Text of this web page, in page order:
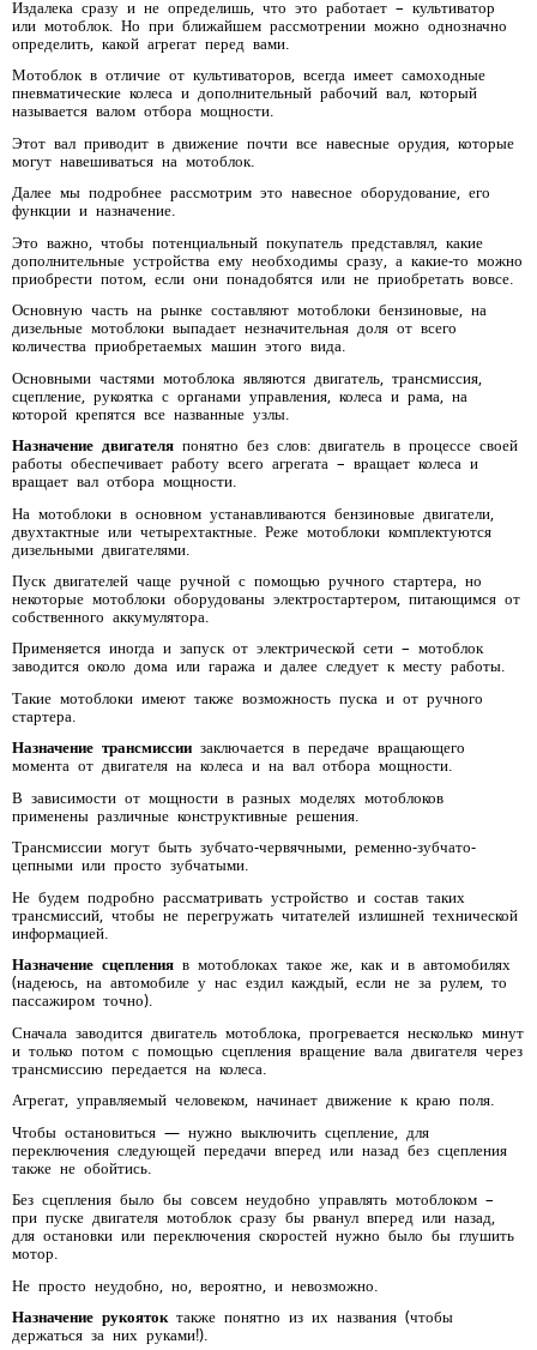
Издалека сразу и не определишь, что это работает – культиватор
или мотоблок. Но при ближайшем рассмотрении можно однозначно
определить, какой агрегат перед вами.
Мотоблок в отличие от культиваторов, всегда имеет самоходные
пневматические колеса и дополнительный рабочий вал, который
называется валом отбора мощности.
Этот вал приводит в движение почти все навесные орудия, которые
могут навешиваться на мотоблок.
Далее мы подробнее рассмотрим это навесное оборудование, его
функции и назначение.
Это важно, чтобы потенциальный покупатель представлял, какие
дополнительные устройства ему необходимы сразу, а какие-то можно
приобрести потом, если они понадобятся или не приобретать вовсе.
Основную часть на рынке составляют мотоблоки бензиновые, на
дизельные мотоблоки выпадает незначительная доля от всего
количества приобретаемых машин этого вида.
Основными частями мотоблока являются двигатель, трансмиссия,
сцепление, рукоятка с органами управления, колеса и рама, на
которой крепятся все названные узлы.
Назначение двигателя понятно без слов: двигатель в процессе своей
работы обеспечивает работу всего агрегата – вращает колеса и
вращает вал отбора мощности.
На мотоблоки в основном устанавливаются бензиновые двигатели,
двухтактные или четырехтактные. Реже мотоблоки комплектуются
дизельными двигателями.
Пуск двигателей чаще ручной с помощью ручного стартера, но
некоторые мотоблоки оборудованы электростартером, питающимся от
собственного аккумулятора.
Применяется иногда и запуск от электрической сети – мотоблок
заводится около дома или гаража и далее следует к месту работы.
Такие мотоблоки имеют также возможность пуска и от ручного
стартера.
Назначение трансмиссии заключается в передаче вращающего
момента от двигателя на колеса и на вал отбора мощности.
В зависимости от мощности в разных моделях мотоблоков
применены различные конструктивные решения.
Трансмиссии могут быть зубчато-червячными, ременно-зубчато-
цепными или просто зубчатыми.
Не будем подробно рассматривать устройство и состав таких
трансмиссий, чтобы не перегружать читателей излишней технической
информацией.
Назначение сцепления в мотоблоках такое же, как и в автомобилях
(надеюсь, на автомобиле у нас ездил каждый, если не за рулем, то
пассажиром точно).
Сначала заводится двигатель мотоблока, прогревается несколько минут
и только потом с помощью сцепления вращение вала двигателя через
трансмиссию передается на колеса.
Агрегат, управляемый человеком, начинает движение к краю поля.
Чтобы остановиться — нужно выключить сцепление, для
переключения следующей передачи вперед или назад без сцепления
также не обойтись.
Без сцепления было бы совсем неудобно управлять мотоблоком –
при пуске двигателя мотоблок сразу бы рванул вперед или назад,
для остановки или переключения скоростей нужно было бы глушить
мотор.
Не просто неудобно, но, вероятно, и невозможно.
Назначение рукоятоктакже понятно из их названия (чтобы
держаться за них руками!).